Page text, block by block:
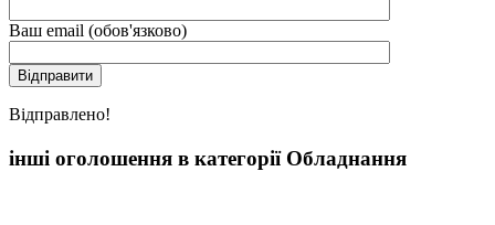
Ваш email (обов'язково)
Вiдправлено!
інші оголошення в категорії Обладнання